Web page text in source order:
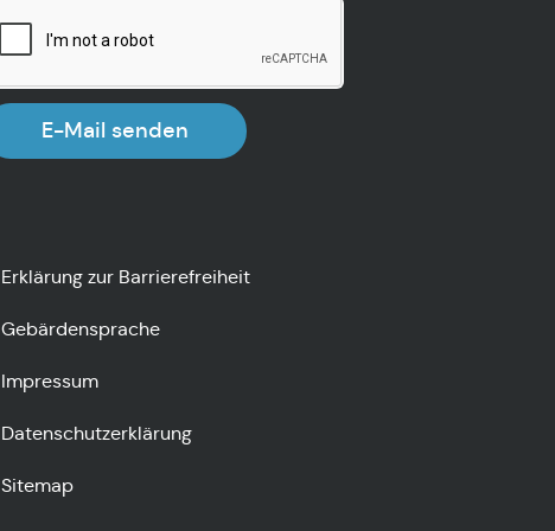
E-Mail senden
Erklärung zur Barrierefreiheit
Gebärdensprache
Impressum
Datenschutzerklärung
Sitemap